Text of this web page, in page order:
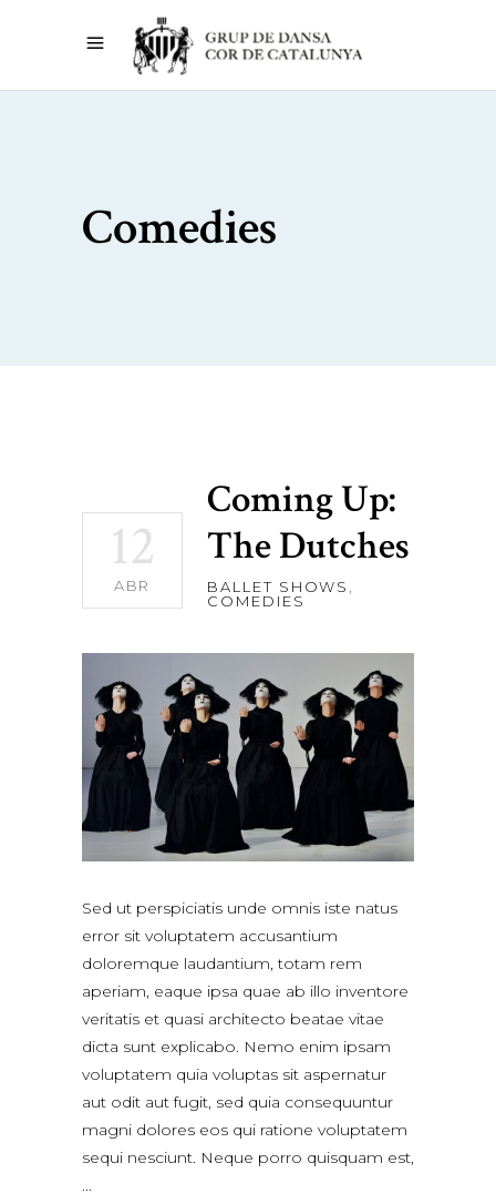
Comedies
12
ABR
Coming Up:
The Dutches
BALLET SHOWS
COMEDIES
Sed ut perspiciatis unde omnis iste natus
error sit voluptatem accusantium
doloremque laudantium, totam rem
aperiam, eaque ipsa quae ab illo inventore
veritatis et quasi architecto beatae vitae
dicta sunt explicabo. Nemo enim ipsam
voluptatem quia voluptas sit aspernatur
aut odit aut fugit, sed quia consequuntur
magni dolores eos qui ratione voluptatem
sequi nesciunt. Neque porro quisquam est,